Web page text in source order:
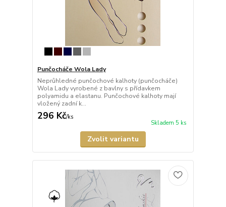
Punčocháče Wola Lady
Neprůhledné punčochové kalhoty (punčocháče)
Wola Lady vyrobené z bavlny s přídavkem
polyamidu a elastanu. Punčochové kalhoty mají
vložený zadní k...
296 Kč/ks
Skladem 5 ks
Zvolit variantu